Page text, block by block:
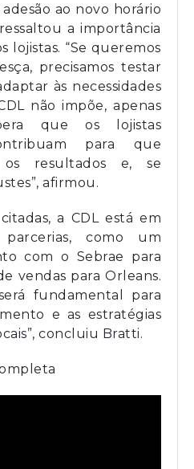
ao novo horário
a importância
lojistas. “Se queremos
precisamos testar
às necessidades
não impõe, apenas
que os lojistas
para que
os resultados e, se
afirmou.
a CDL está em
como um
com o Sebrae para
vendas para Orleans.
fundamental para
e as estratégias
concluiu Bratti.